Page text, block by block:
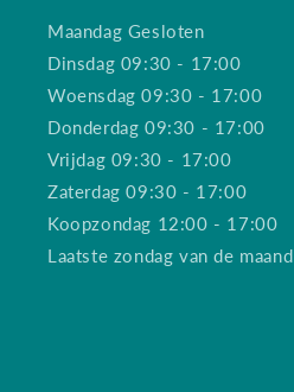
Maandag Gesloten
Dinsdag 09:30 - 17:00
Woensdag 09:30 - 17:00
Donderdag 09:30 - 17:00
Vrijdag 09:30 - 17:00
Zaterdag 09:30 - 17:00
Koopzondag 12:00 - 17:00
Laatste zondag van de maand